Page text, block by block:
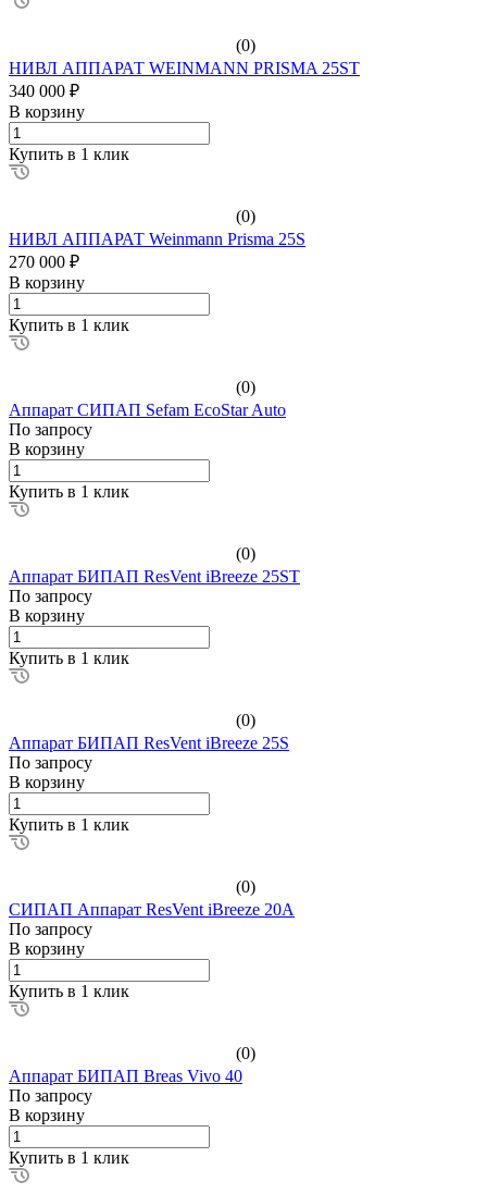
(0)
НИВЛ АППАРАТ WEINMANN PRISMA 25ST
340 000 ₽
В корзину
Купить в 1 клик
(0)
НИВЛ АППАРАТ Weinmann Prisma 25S
270 000 ₽
В корзину
Купить в 1 клик
(0)
Аппарат СИПАП Sefam EcoStar Auto
По запросу
В корзину
Купить в 1 клик
(0)
Аппарат БИПАП ResVent iBreeze 25ST
По запросу
В корзину
Купить в 1 клик
(0)
Аппарат БИПАП ResVent iBreeze 25S
По запросу
В корзину
Купить в 1 клик
(0)
СИПАП Аппарат ResVent iBreeze 20A
По запросу
В корзину
Купить в 1 клик
(0)
Аппарат БИПАП Breas Vivo 40
По запросу
В корзину
Купить в 1 клик